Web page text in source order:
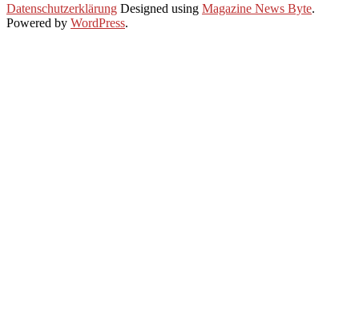
2020-
07-
Datenschutzerklärung Designed using Magazine News Byte.
Powered by WordPress.